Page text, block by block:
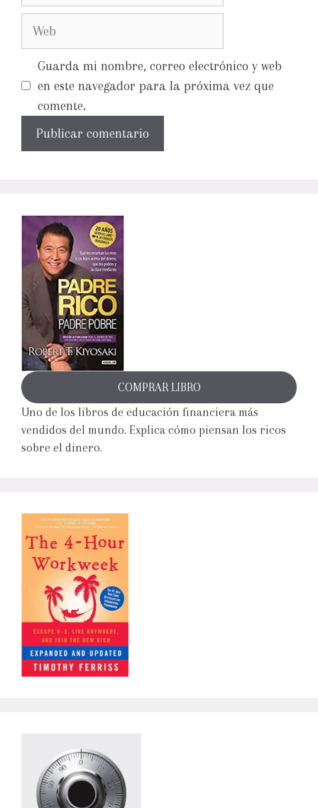
Guarda mi nombre, correo electrónico y web
en este navegador para la próxima vez que
comente.
COMPRAR LIBRO
Uno de los libros de educación financiera más
vendidos del mundo. Explica cómo piensan los ricos
sobre el dinero.